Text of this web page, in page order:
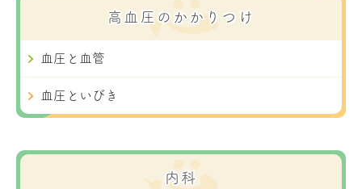
高血圧のかかりつけ
血圧と血管
血圧といびき
内科